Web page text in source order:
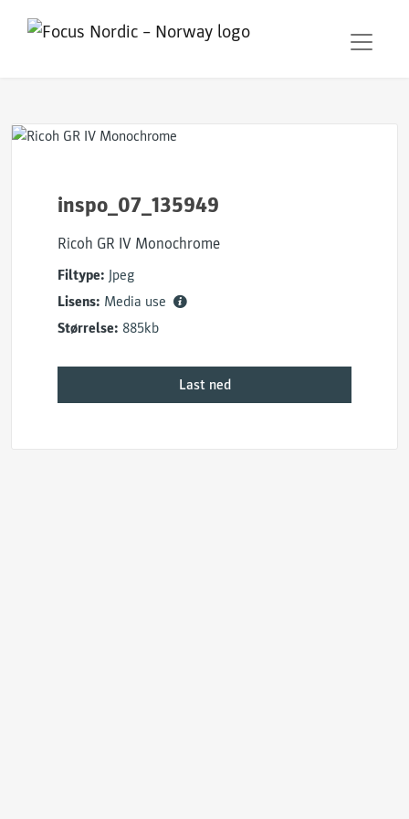
inspo_07_135949
Ricoh GR IV Monochrome
Filtype: Jpeg
Lisens: Media use
Størrelse: 885kb
Last ned